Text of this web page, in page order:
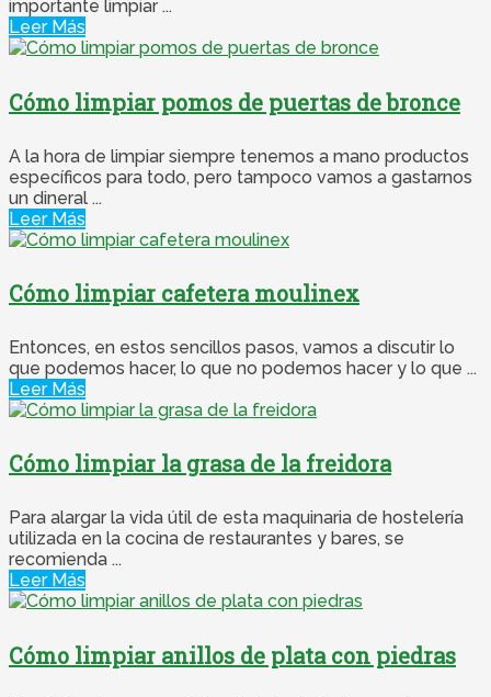
importante limpiar ...
Leer Más
Cómo limpiar pomos de puertas de bronce
A la hora de limpiar siempre tenemos a mano productos
específicos para todo, pero tampoco vamos a gastarnos
un dineral ...
Leer Más
Cómo limpiar cafetera moulinex
Entonces, en estos sencillos pasos, vamos a discutir lo
que podemos hacer, lo que no podemos hacer y lo que ...
Leer Más
Cómo limpiar la grasa de la freidora
Para alargar la vida útil de esta maquinaria de hostelería
utilizada en la cocina de restaurantes y bares, se
recomienda ...
Leer Más
Cómo limpiar anillos de plata con piedras